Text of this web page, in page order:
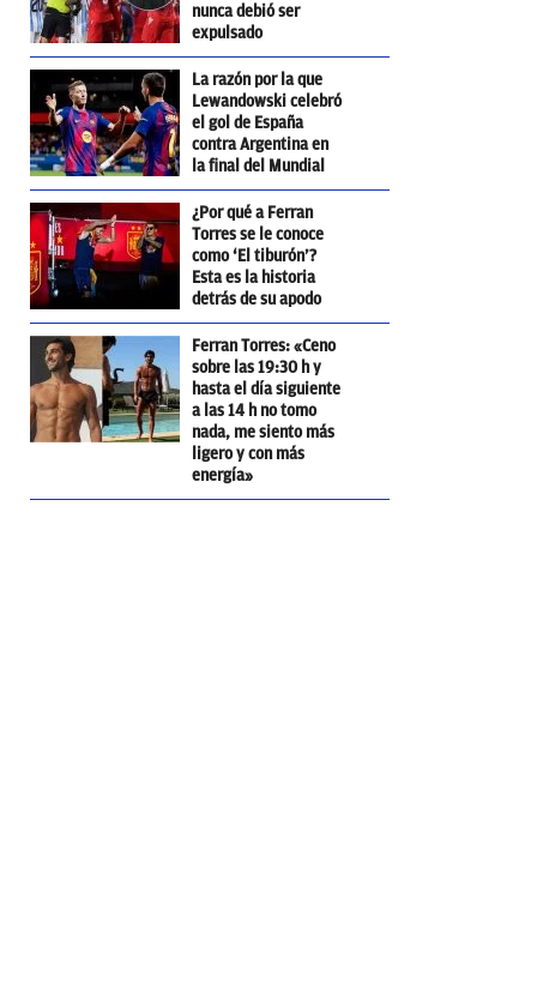
nunca debió ser
expulsado
La razón por la que
Lewandowski celebró
el gol de España
contra Argentina en
la final del Mundial
¿Por qué a Ferran
Torres se le conoce
como ‘El tiburón’?
Esta es la historia
detrás de su apodo
Ferran Torres: «Ceno
sobre las 19:30 h y
hasta el día siguiente
a las 14 h no tomo
nada, me siento más
ligero y con más
energía»